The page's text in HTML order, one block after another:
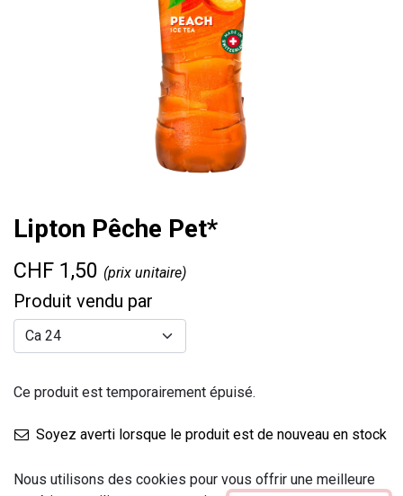
Lipton Pêche Pet*
CHF 1,50 (prix unitaire)
Produit vendu par
Ce produit est temporairement épuisé.
Soyez averti lorsque le produit est de nouveau en stock
Enregistrer pour plus tard
Nous utilisons des cookies pour vous offrir une meilleure